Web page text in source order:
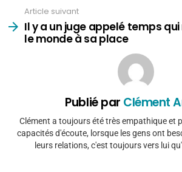
Article suivant
Il y a un juge appelé temps
le monde à sa place
Publié par Clément
Clément a toujours été très empathique et
capacités d'écoute, lorsque les gens ont
leurs relations, c'est toujours vers lui